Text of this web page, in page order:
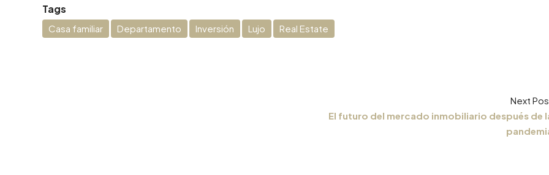
Tags
Casa familiar Departamento Inversión Lujo Real Estate
Next
El futuro del mercado inmobiliario después de